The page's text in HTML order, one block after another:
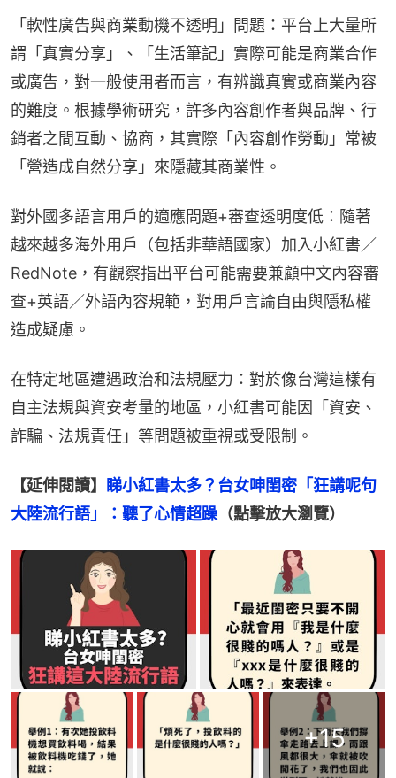
「軟性廣告與商業動機不透明」問題：平台上大量所
謂「真實分享」、「生活筆記」實際可能是商業合作
或廣告，對一般使用者而言，有辨識真實或商業內容
的難度。根據學術研究，許多內容創作者與品牌、行
銷者之間互動、協商，其實際「內容創作勞動」常被
「營造成自然分享」來隱藏其商業性。
對外國多語言用戶的適應問題+審查透明度低：隨著
越來越多海外用戶（包括非華語國家）加入小紅書／
RedNote，有觀察指出平台可能需要兼顧中文內容審
查+英語／外語內容規範，對用戶言論自由與隱私權
造成疑慮。
在特定地區遭遇政治和法規壓力：對於像台灣這樣有
自主法規與資安考量的地區，小紅書可能因「資安、
詐騙、法規責任」等問題被重視或受限制。
【延伸閱讀】
睇小紅書太多？台女呻閨密「狂講呢句
大陸流行語」：聽了心情超躁 （點擊放大瀏覽）
+15